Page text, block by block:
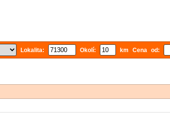
Lokalita: Okolí: km Cena od: